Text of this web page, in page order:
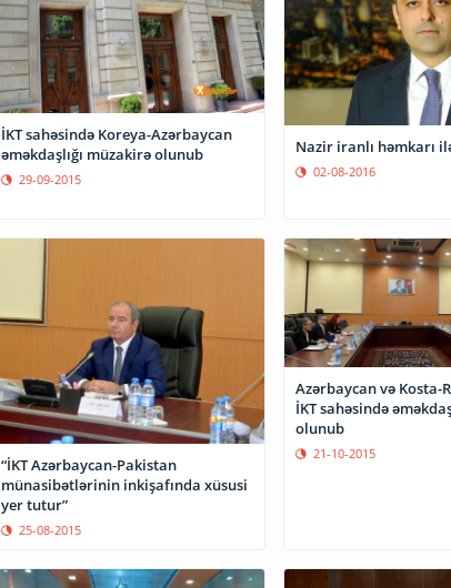
İKT sahəsində Koreya-Azərbaycan
əməkdaşlığı müzakirə olunub
29-09-2015
Nazir iranlı həmkarı
02-08-2016
“İKT Azərbaycan-Pakistan
münasibətlərinin inkişafında xüsusi
yer tutur”
25-08-2015
Azərbaycan və Kosta-
İKT sahəsində
olunub
21-10-2015